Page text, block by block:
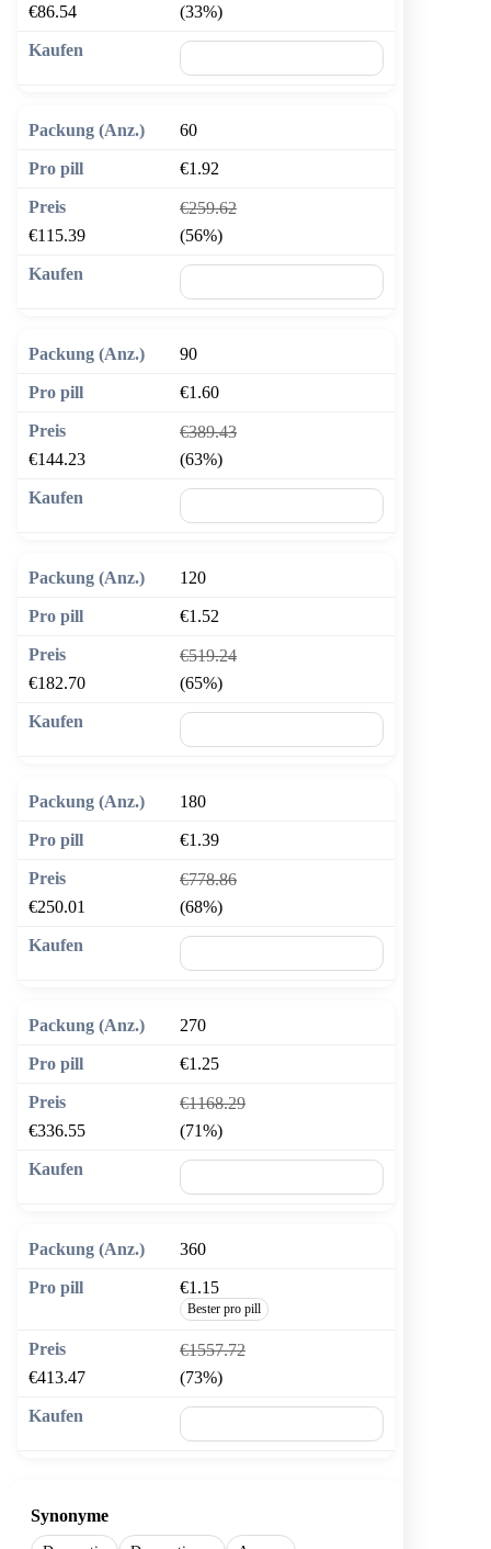
€86.54
(33%)
60
€1.92
€259.62
€115.39
(56%)
90
€1.60
€389.43
€144.23
(63%)
120
€1.52
€519.24
€182.70
(65%)
180
€1.39
€778.86
€250.01
(68%)
270
€1.25
€1168.29
€336.55
(71%)
360
€1.15
Bester pro pill
€1557.72
€413.47
(73%)
Synonyme